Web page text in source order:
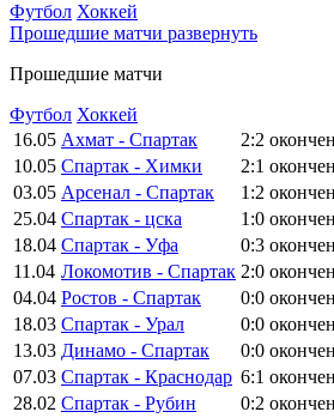
Футбол Хоккей
Прошедшие матчи развернуть
Прошедшие матчи
Футбол Хоккей
16.05 Ахмат - Спартак 2:2 окончен
10.05 Спартак - Химки 2:1 окончен
03.05 Арсенал - Спартак 1:2 окончен
25.04 Спартак - цска 1:0 окончен
18.04 Спартак - Уфа 0:3 окончен
11.04 Локомотив - Спартак 2:0 окончен
04.04 Ростов - Спартак 0:0 окончен
18.03 Спартак - Урал 0:0 окончен
13.03 Динамо - Спартак 0:0 окончен
07.03 Спартак - Краснодар 6:1 окончен
28.02 Спартак - Рубин 0:2 окончен